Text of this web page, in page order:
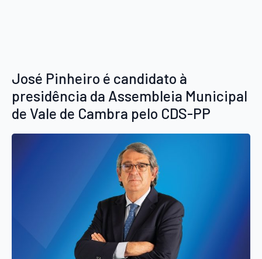
José Pinheiro é candidato à
presidência da Assembleia Municipal
de Vale de Cambra pelo CDS-PP